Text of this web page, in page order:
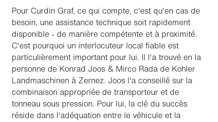
Pour Curdin Graf, ce qui compte, c'est qu'en cas de
besoin, une assistance technique soit rapidement
disponible - de manière compétente et à proximité.
C'est pourquoi un interlocuteur local fiable est
particulièrement important pour lui. Il l'a trouvé en la
personne de Konrad Joos & Mirco Rada de Kohler
Landmaschinen à Zernez. Joos l'a conseillé sur la
combinaison appropriée de transporteur et de
tonneau sous pression. Pour lui, la clé du succès
réside dans l'adéquation entre le véhicule et la